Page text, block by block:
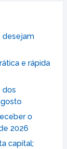
desejam
e rápida
dos
o
2026
capital;